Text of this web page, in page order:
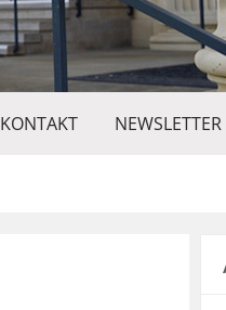
KONTAKT NEWSLETTER